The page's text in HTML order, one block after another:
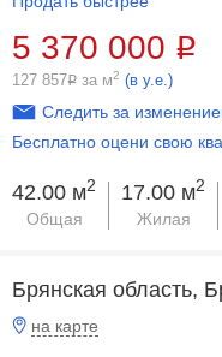
5 370 000 Р
127 857Р за м2 (в у.е.)
Следить за
Бесплатно оцени свою
42.00 м2
Общая
17.00 м2
Жилая
Брянская область,
на карте